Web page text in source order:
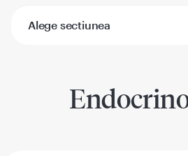
Alege sectiunea